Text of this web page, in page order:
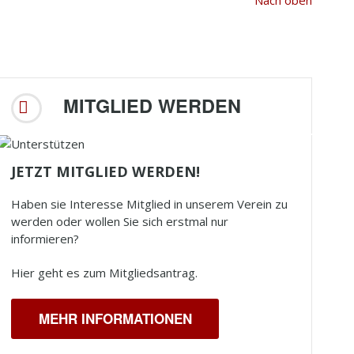
MITGLIED WERDEN
JETZT MITGLIED WERDEN!
Haben sie Interesse Mitglied in unserem Verein zu
werden oder wollen Sie sich erstmal nur
informieren?
Hier geht es zum Mitgliedsantrag.
MEHR INFORMATIONEN